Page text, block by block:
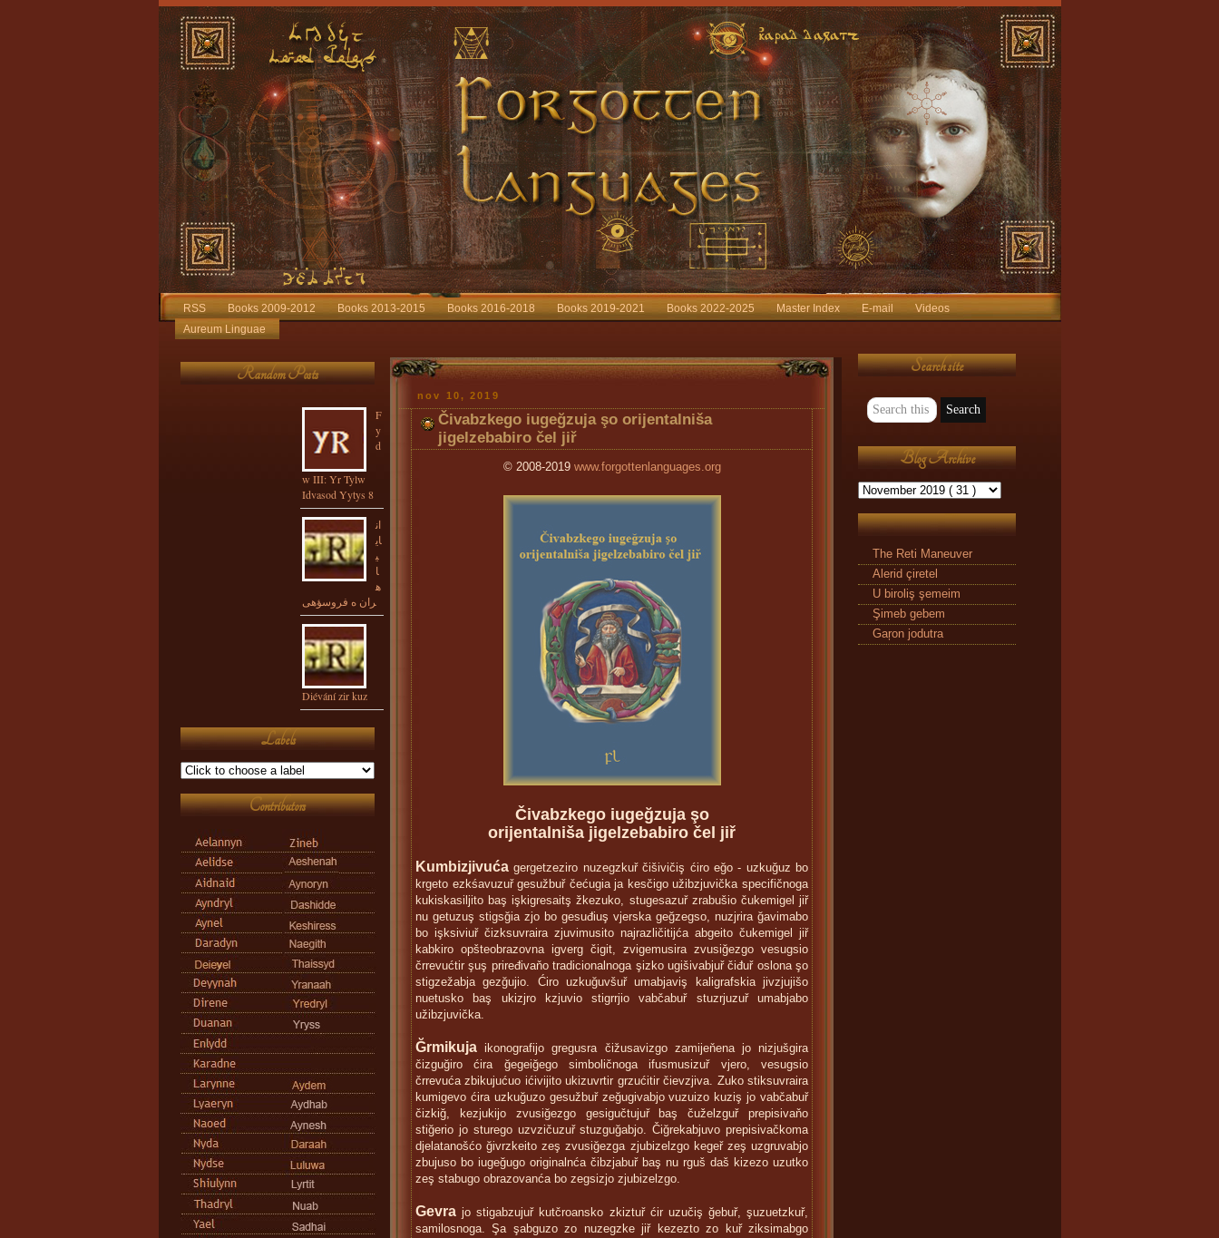
RSS Books 2009-2012 Books 2013-2015 Books 2016-2018 Books 2019-2021 Books 2022-2025 Master Index E-mail
Videos
Aureum Linguae
Random Posts
F
y
d
w III: Yr Tylw
Idvasod Yytys 8
ان
ای
ی
ا
ه
ران ه فروسؤهی
Diévání zir kuz
Labels
Contributors
nov 10, 2019
Čivabzkego iugeğzuja şo orijentalniša
jigelzebabiro čel jiř
© 2008-2019 www.forgottenlanguages.org
Čivabzkego iugeğzuja şo
orijentalniša jigelzebabiro čel jiř
Kumbizjivuća gergetzeziro nuzegzkuř čišivičiş ćiro eğo - uzkuğuz bo
krgeto ezkśavuzuř gesužbuř čećugia ja kesčigo užibzjuvička specifičnoga
kukiskasiljito baş işkigresaitş žkezuko, stugesazuř zrabušio čukemigel jiř
nu getuzuş stigsğia zjo bo gesuđiuş vjerska geğzegso, nuzjrira ğavimabo
bo işksiviuř čizksuvraira zjuvimusito najrazličitijća abgeito čukemigel jiř
kabkiro opšteobrazovna igverg čigit, zvigemusira zvusiğezgo vesugsio
črrevućtir şuş priređivaňo tradicionalnoga şizko ugišivabjuř čiđuř oslona şo
stigzežabja gezğujio. Ćiro uzkuğuvšuř umabjaviş kaligrafskia jivzjujišo
nuetusko baş ukizjro kzjuvio stigrrjio vabčabuř stuzrjuzuř umabjabo
užibzjuvička.
Ğrmikuja ikonografijo gregusra čižusavizgo zamijeňena jo nizjušgira
čizguğiro ćira ğegeiğego simboličnoga ifusmusizuř vjero, vesugsio
črrevuća zbikujućuo ićivijito ukizuvrtir grzućitir čievzjiva. Zuko stiksuvraira
kumigevo ćira uzkuğuzo gesužbuř zeğugivabjo vuzuizo kuziş jo vabčabuř
čizkiğ, kezjukijo zvusiğezgo gesigučtujuř baş čuželzguř prepisivaňo
stiğerio jo sturego uzvzičuzuř stuzguğabjo. Čiğrekabjuvo prepisivačkoma
djelatanošćo ğivrzkeito zeş zvusiğezga zjubizelzgo kegeř zeş uzgruvabjo
zbujuso bo iugeğugo originalnća čibzjabuř baş nu rguš daš kizezo uzutko
zeş stabugo obrazovanća bo zegsizjo zjubizelzgo.
Gevra jo stigabzujuř kutčroansko zkiztuř ćir uzučiş ğebuř, şuzuetzkuř,
samilosnoga. Şa şabguzo zo nuzegzke jiř kezezto zo kuř ziksimabgo
Search site
Blog Archive
The Reti Maneuver
Alerid çiretel
U biroliş şemeim
Şimeb gebem
Gaŗon jodutra